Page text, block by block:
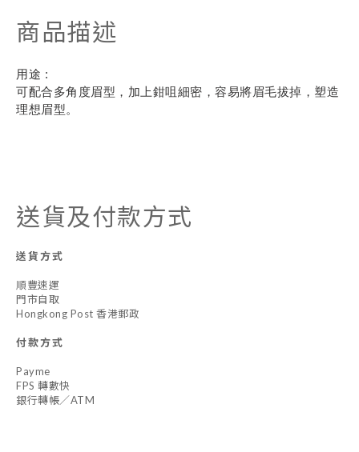
商品描述
用途 :
可配合多角度眉型，加上鉗咀細密，容易將眉毛拔掉，塑造
理想眉型。
送貨及付款方式
送貨方式
順豐速運
門市自取
Hongkong Post 香港郵政
付款方式
Payme
FPS 轉數快
銀行轉帳／ATM